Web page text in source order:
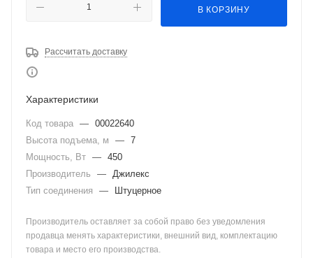
В КОРЗИНУ
Рассчитать доставку
Характеристики
Код товара — 00022640
Высота подъема, м
— 7
Мощность, Вт — 450
Производитель
— Джилекс
Тип соединения
— Штуцерное
Производитель оставляет за собой право без уведомления
продавца менять характеристики, внешний вид, комплектацию
товара и место его производства.